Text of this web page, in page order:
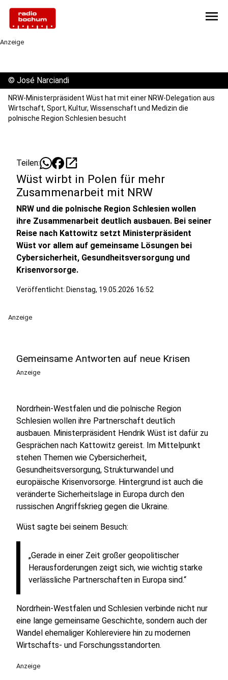
menu
Anzeige
© José Narciandi
NRW-Ministerpräsident Wüst hat mit einer NRW-Delegation aus
Wirtschaft, Sport, Kultur, Wissenschaft und Medizin die
polnische Region Schlesien besucht
Teilen: open_in_new
Wüst wirbt in Polen für mehr
Zusammenarbeit mit NRW
NRW und die polnische Region Schlesien wollen
ihre Zusammenarbeit deutlich ausbauen. Bei seiner
Reise nach Kattowitz setzt Ministerpräsident
Wüst vor allem auf gemeinsame Lösungen bei
Cybersicherheit, Gesundheitsversorgung und
Krisenvorsorge.
Veröffentlicht: Dienstag, 19.05.2026 16:52
Anzeige
Gemeinsame Antworten auf neue Krisen
Anzeige
Nordrhein-Westfalen und die polnische Region
Schlesien wollen ihre Partnerschaft deutlich
ausbauen. Ministerpräsident Hendrik Wüst ist dafür zu
Gesprächen nach Kattowitz gereist. Im Mittelpunkt
stehen Themen wie Cybersicherheit,
Gesundheitsversorgung, Strukturwandel und
europäische Krisenvorsorge. Hintergrund ist auch die
veränderte Sicherheitslage in Europa durch den
russischen Angriffskrieg gegen die Ukraine.
Wüst sagte bei seinem Besuch:
„Gerade in einer Zeit großer geopolitischer
Herausforderungen zeigt sich, wie wichtig starke
verlässliche Partnerschaften in Europa sind.“
Nordrhein-Westfalen und Schlesien verbinde nicht nur
eine lange gemeinsame Geschichte, sondern auch der
Wandel ehemaliger Kohlereviere hin zu modernen
Wirtschafts- und Forschungsstandorten.
Anzeige